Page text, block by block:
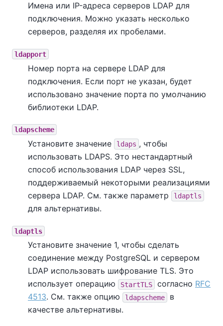
Имена или IP-адреса серверов LDAP для
подключения. Можно указать несколько
серверов, разделяя их пробелами.
ldapport
Номер порта на сервере LDAP для
подключения. Если порт не указан, будет
использовано значение порта по умолчанию
библиотеки LDAP.
ldapscheme
Установите значение ldaps , чтобы
использовать LDAPS. Это нестандартный
способ использования LDAP через SSL,
поддерживаемый некоторыми реализациями
сервера LDAP. См. также параметр
ldaptls
для альтернативы.
ldaptls
Установите значение 1, чтобы сделать
соединение между PostgreSQL и сервером
LDAP использовать шифрование TLS. Это
использует операцию
StartTLS согласно RFC
4513. См. также опцию ldapscheme
в
качестве альтернативы.